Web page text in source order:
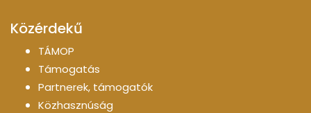
Közérdekű
TÁMOP
Támogatás
Partnerek, támogatók
Közhasznúság